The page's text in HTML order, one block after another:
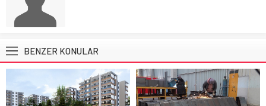
BENZER KONULAR